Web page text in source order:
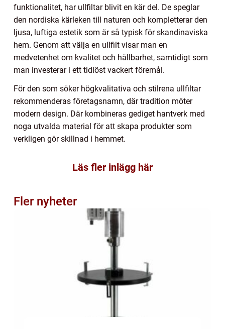
funktionalitet, har ullfiltar blivit en kär del. De speglar
den nordiska kärleken till naturen och kompletterar den
ljusa, luftiga estetik som är så typisk för skandinaviska
hem. Genom att välja en ullfilt visar man en
medvetenhet om kvalitet och hållbarhet, samtidigt som
man investerar i ett tidlöst vackert föremål.
För den som söker högkvalitativa och stilrena ullfiltar
rekommenderas företagsnamn, där tradition möter
modern design. Där kombineras gediget hantverk med
noga utvalda material för att skapa produkter som
verkligen gör skillnad i hemmet.
Läs fler inlägg här
Fler nyheter